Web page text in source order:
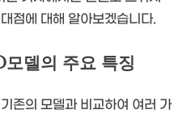
점에 대해 알아보겠습니다.
델의 주요 특징
존의 모델과 비교하여 여러 가